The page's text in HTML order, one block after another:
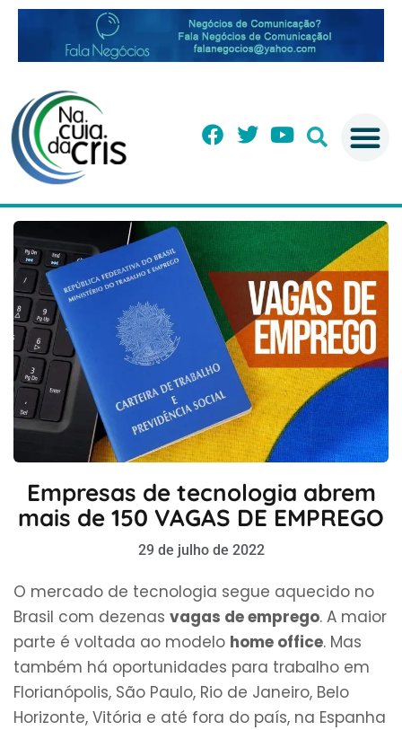
Empresas de tecnologia abrem
mais de 150 VAGAS DE EMPREGO
29 de julho de 2022
O mercado de tecnologia segue aquecido no
Brasil com dezenas vagas de emprego. A maior
parte é voltada ao modelo home office. Mas
também há oportunidades para trabalho em
Florianópolis, São Paulo, Rio de Janeiro, Belo
Horizonte, Vitória e até fora do país, na Espanha